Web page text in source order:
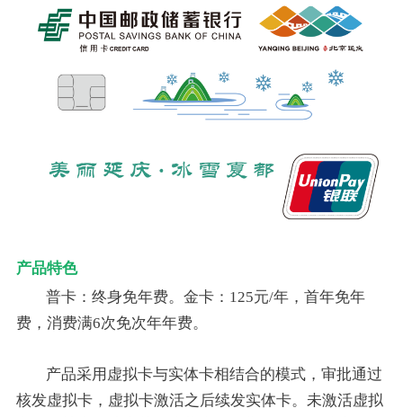
产品特色
普卡：终身免年费。金卡：125元/年，首年免年
费，消费满6次免次年年费。
产品采用虚拟卡与实体卡相结合的模式，审批通过
核发虚拟卡，虚拟卡激活之后续发实体卡。未激活虚拟